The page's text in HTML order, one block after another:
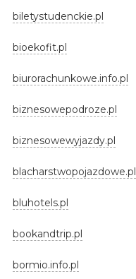
biletystudenckie.pl
bioekofit.pl
biurorachunkowe.info.pl
biznesowepodroze.pl
biznesowewyjazdy.pl
blacharstwopojazdowe.pl
bluhotels.pl
bookandtrip.pl
bormio.info.pl